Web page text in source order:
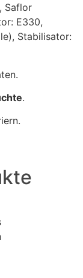
Saflor
E330,
Stabilisator:
.